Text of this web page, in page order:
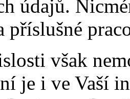
údajů.
příslušné
však
je i ve Vaší